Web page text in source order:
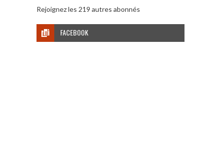
Rejoignez les 219 autres abonnés
FACEBOOK